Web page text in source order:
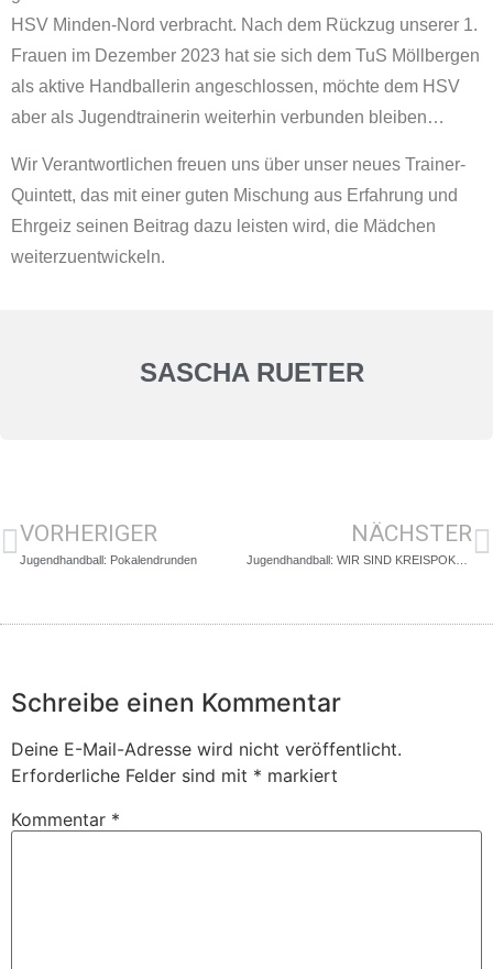
HSV Minden-Nord verbracht. Nach dem Rückzug unserer 1.
Frauen im Dezember 2023 hat sie sich dem TuS Möllbergen
als aktive Handballerin angeschlossen, möchte dem HSV
aber als Jugendtrainerin weiterhin verbunden bleiben…
Wir Verantwortlichen freuen uns über unser neues Trainer-
Quintett, das mit einer guten Mischung aus Erfahrung und
Ehrgeiz seinen Beitrag dazu leisten wird, die Mädchen
weiterzuentwickeln.
SASCHA RUETER
VORHERIGER
Jugendhandball: Pokalendrunden
NÄCHSTER
Jugendhandball: WIR SIND KREISPOKAL!
Schreibe einen Kommentar
Deine E-Mail-Adresse wird nicht veröffentlicht.
Erforderliche Felder sind mit * markiert
Kommentar *